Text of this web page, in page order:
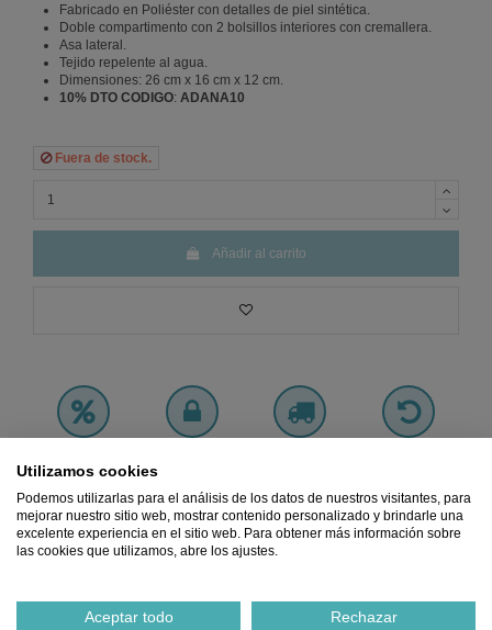
Fabricado en Poliéster con detalles de piel sintética.
Doble compartimento con 2 bolsillos interiores con cremallera.
Asa lateral.
Tejido repelente al agua.
Dimensiones: 26 cm x 16 cm x 12 cm.
10% DTO CODIGO: ADANA10
Fuera de stock.
Añadir al carrito
Garantizado
Ref. 2730041600003
Utilizamos cookies
Podemos utilizarlas para el análisis de los datos de nuestros visitantes, para
mejorar nuestro sitio web, mostrar contenido personalizado y brindarle una
excelente experiencia en el sitio web. Para obtener más información sobre
las cookies que utilizamos, abre los ajustes.
Aceptar todo Rechazar